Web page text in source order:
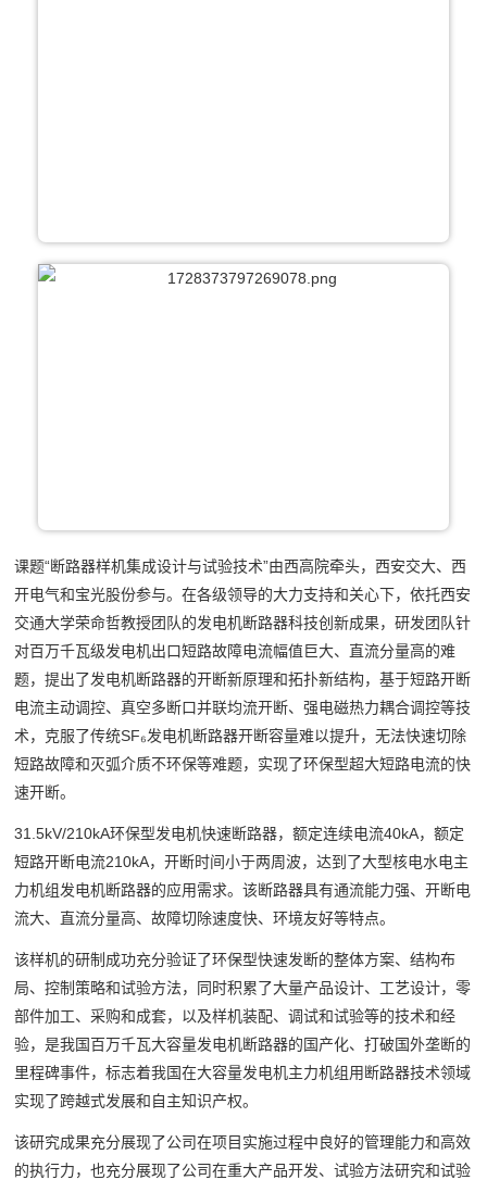
课题“断路器样机集成设计与试验技术”由西高院牵头，西安交大、西
开电气和宝光股份参与。在各级领导的大力支持和关心下，依托西安
交通大学荣命哲教授团队的发电机断路器科技创新成果，研发团队针
对百万千瓦级发电机出口短路故障电流幅值巨大、直流分量高的难
题，提出了发电机断路器的开断新原理和拓扑新结构，基于短路开断
电流主动调控、真空多断口并联均流开断、强电磁热力耦合调控等技
术，克服了传统SF₆发电机断路器开断容量难以提升，无法快速切除
短路故障和灭弧介质不环保等难题，实现了环保型超大短路电流的快
速开断。
31.5kV/210kA环保型发电机快速断路器，额定连续电流40kA，额定
短路开断电流210kA，开断时间小于两周波，达到了大型核电水电主
力机组发电机断路器的应用需求。该断路器具有通流能力强、开断电
流大、直流分量高、故障切除速度快、环境友好等特点。
该样机的研制成功充分验证了环保型快速发断的整体方案、结构布
局、控制策略和试验方法，同时积累了大量产品设计、工艺设计，零
部件加工、采购和成套，以及样机装配、调试和试验等的技术和经
验，是我国百万千瓦大容量发电机断路器的国产化、打破国外垄断的
里程碑事件，标志着我国在大容量发电机主力机组用断路器技术领域
实现了跨越式发展和自主知识产权。
该研究成果充分展现了公司在项目实施过程中良好的管理能力和高效
的执行力，也充分展现了公司在重大产品开发、试验方法研究和试验